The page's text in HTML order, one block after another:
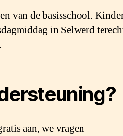
van de basisschool.
in Selwerd
aan, we vragen